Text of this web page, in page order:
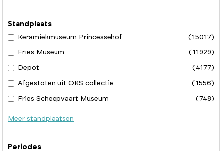
Standplaats
Keramiekmuseum Princessehof
(15017)
Fries Museum (11929)
Depot (4177)
Afgestoten uit OKS collectie (1556)
Fries Scheepvaart Museum (748)
Meer standplaatsen
Periodes